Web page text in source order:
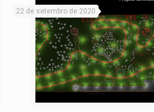
22 de setembro de 2020